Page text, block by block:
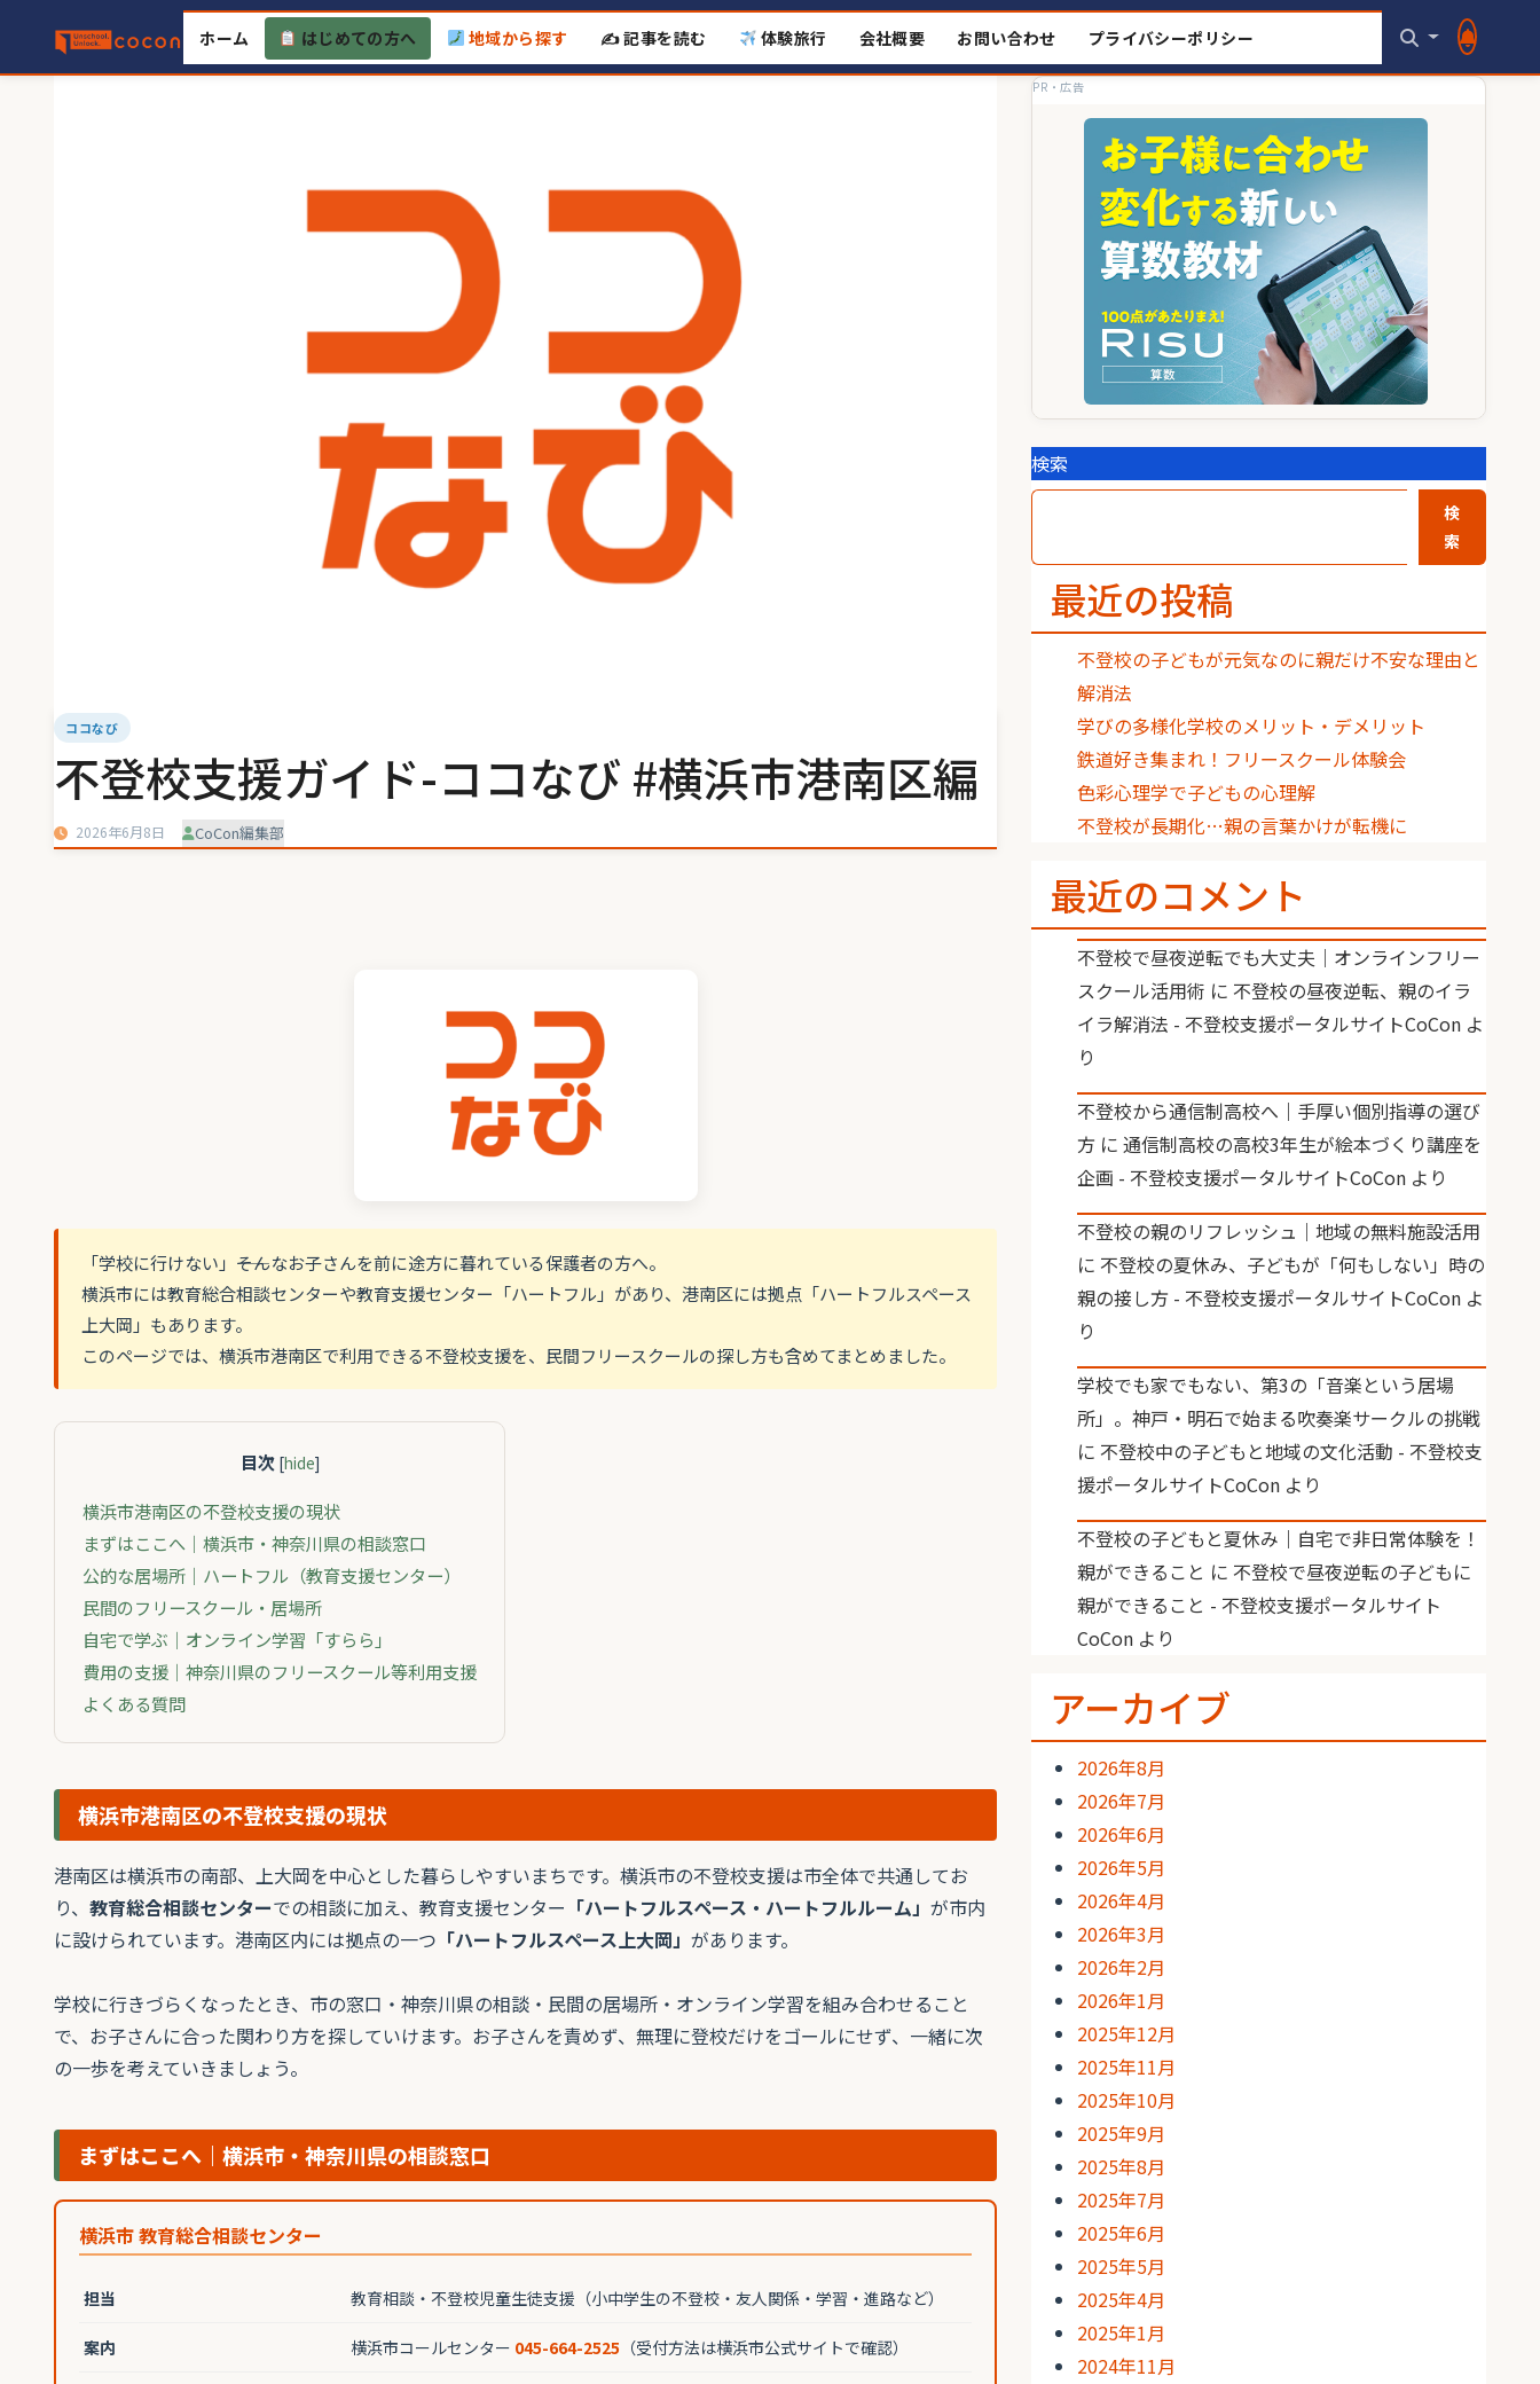
content
ホーム はじめての方へ 地域から探す ✍️ 記事を読む 体験旅行 会社概要 お問い合わせ プライバシーポリシー
ココなび
不登校支援ガイド-ココなび #横浜市港南区編
2026年6月8日 CoCon編集部
「学校に行けない」――そんなお子さんを前に途方に暮れている保護者の方へ。
横浜市には教育総合相談センターや教育支援センター「ハートフル」があり、港南区には拠点「ハートフルスペース
上大岡」もあります。
このページでは、横浜市港南区で利用できる不登校支援を、民間フリースクールの探し方も含めてまとめました。
目次 [hide]
横浜市港南区の不登校支援の現状
まずはここへ｜横浜市・神奈川県の相談窓口
公的な居場所｜ハートフル（教育支援センター）
民間のフリースクール・居場所
自宅で学ぶ｜オンライン学習「すらら」
費用の支援｜神奈川県のフリースクール等利用支援
よくある質問
横浜市港南区の不登校支援の現状
港南区は横浜市の南部、上大岡を中心とした暮らしやすいまちです。横浜市の不登校支援は市全体で共通してお
り、 教育総合相談センターでの相談に加え、教育支援センター 「ハートフルスペース・ハートフルルーム」 が市内
に設けられています。港南区内には拠点の一つ 「ハートフルスペース上大岡」 があります。
学校に行きづらくなったとき、市の窓口・神奈川県の相談・民間の居場所・オンライン学習を組み合わせること
で、お子さんに合った関わり方を探していけます。お子さんを責めず、無理に登校だけをゴールにせず、一緒に次
の一歩を考えていきましょう。
まずはここへ｜横浜市・神奈川県の相談窓口
横浜市 教育総合相談センター
担当 教育相談・不登校児童生徒支援（小中学生の不登校・友人関係・学習・進路など）
案内 横浜市コールセンター 045-664-2525 （受付方法は横浜市公式サイトで確認）
PR・広告
検索
検
索
最近の投稿
不登校の子どもが元気なのに親だけ不安な理由と
解消法
学びの多様化学校のメリット・デメリット
鉄道好き集まれ！フリースクール体験会
色彩心理学で子どもの心理解
不登校が長期化…親の言葉かけが転機に
最近のコメント
不登校で昼夜逆転でも大丈夫｜オンラインフリー
スクール活用術 に 不登校の昼夜逆転、親のイラ
イラ解消法 - 不登校支援ポータルサイトCoCon よ
り
不登校から通信制高校へ｜手厚い個別指導の選び
方 に通信制高校の高校3年生が絵本づくり講座を
企画 - 不登校支援ポータルサイトCoCon より
不登校の親のリフレッシュ｜地域の無料施設活用
に 不登校の夏休み、子どもが「何もしない」時の
親の接し方 - 不登校支援ポータルサイトCoCon よ
り
学校でも家でもない、第3の「音楽という居場
所」。神戸・明石で始まる吹奏楽サークルの挑戦
に 不登校中の子どもと地域の文化活動 - 不登校支
援ポータルサイトCoCon より
不登校の子どもと夏休み｜自宅で非日常体験を！
親ができること に 不登校で昼夜逆転の子どもに
親ができること - 不登校支援ポータルサイト
CoCon より
アーカイブ
2026年8月
2026年7月
2026年6月
2026年5月
2026年4月
2026年3月
2026年2月
2026年1月
2025年12月
2025年11月
2025年10月
2025年9月
2025年8月
2025年7月
2025年6月
2025年5月
2025年4月
2025年1月
2024年11月